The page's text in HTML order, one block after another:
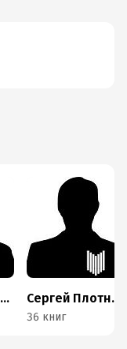
Никита Шарипов Сергей Плотников
36 книг